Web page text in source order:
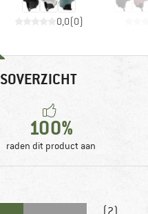
0,0(0)
100%
raden dit product aan
(2)